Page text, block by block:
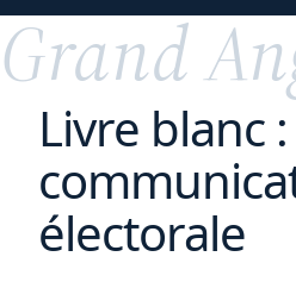
Grand
Livre blanc
électorale